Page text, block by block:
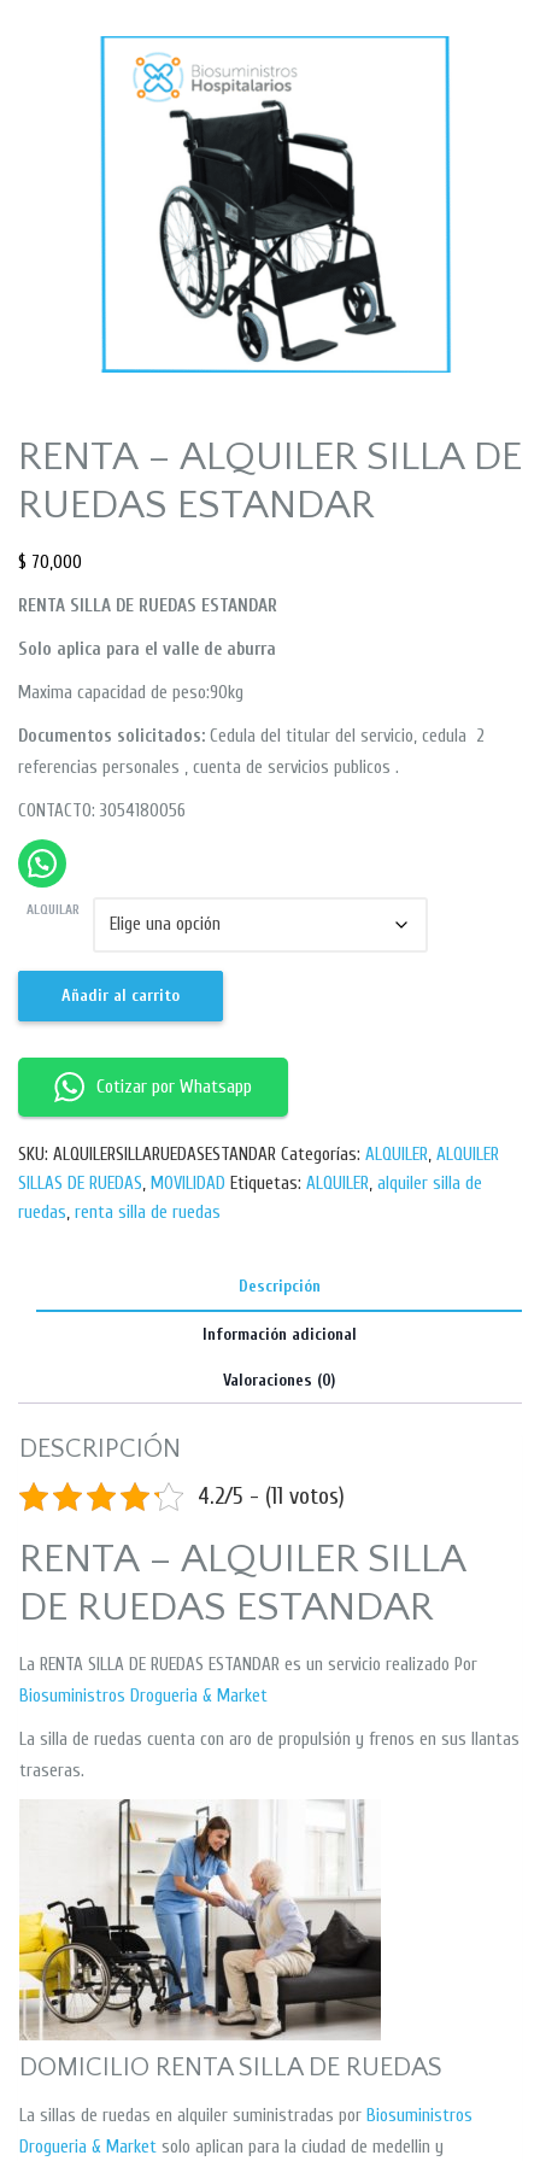
RENTA – ALQUILER SILLA DE
RUEDAS ESTANDAR
$ 70,000
RENTA SILLA DE RUEDAS ESTANDAR
Solo aplica para el valle de aburra
Maxima capacidad de peso:90kg
Documentos solicitados: Cedula del titular del servicio, cedula 2
referencias personales , cuenta de servicios publicos .
CONTACTO: 3054180056
ALQUILAR
Añadir al carrito
Cotizar por Whatsapp
SKU: ALQUILERSILLARUEDASESTANDAR Categorías: ALQUILER, ALQUILER
SILLAS DE RUEDAS, MOVILIDAD Etiquetas: ALQUILER, alquiler silla de
ruedas, renta silla de ruedas
Descripción
Información adicional
Valoraciones (0)
DESCRIPCIÓN
4.2/5 - (11 votos)
RENTA – ALQUILER SILLA
DE RUEDAS ESTANDAR
La RENTA SILLA DE RUEDAS ESTANDAR es un servicio realizado Por
Biosuministros Drogueria & Market
La silla de ruedas cuenta con aro de propulsión y frenos en sus llantas
traseras.
DOMICILIO RENTA SILLA DE RUEDAS
La sillas de ruedas en alquiler suministradas por Biosuministros
Drogueria & Market solo aplican para la ciudad de medellin y